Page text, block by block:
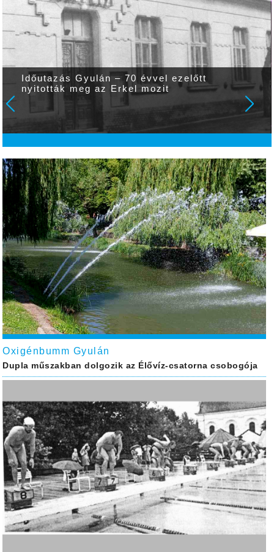
Időutazás Gyulán – 70 évvel ezelőtt
nyitották meg az Erkel mozit
Oxigénbumm Gyulán
Dupla műszakban dolgozik az Élővíz-csatorna csobogója